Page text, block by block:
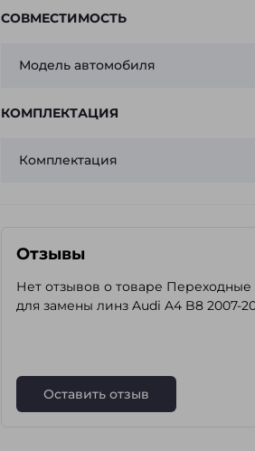
СОВМЕСТИМОСТЬ
Модель автомобиля
КОМПЛЕКТАЦИЯ
Комплектация
Отзывы
Нет отзывов о товаре
для замены линз Audi A4 B8 2007-
Оставить отзыв